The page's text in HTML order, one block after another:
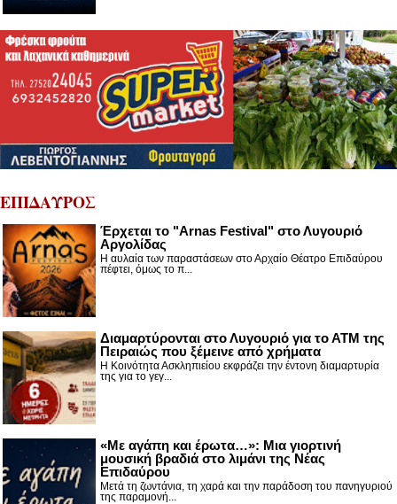
ΕΠΙΔΑΥΡΟΣ
Έρχεται το "Arnas Festival" στο Λυγουριό
Αργολίδας
Η αυλαία των παραστάσεων στο Αρχαίο Θέατρο Επιδαύρου
πέφτει, όμως το π...
Διαμαρτύρονται στο Λυγουριό για το ΑΤΜ της
Πειραιώς που ξέμεινε από χρήματα
Η Κοινότητα Ασκληπιείου εκφράζει την έντονη διαμαρτυρία
της για το γεγ...
«Με αγάπη και έρωτα…»: Μια γιορτινή
μουσική βραδιά στο λιμάνι της Νέας
Επιδαύρου
Μετά τη ζωντάνια, τη χαρά και την παράδοση του πανηγυριού
της παραμονή...